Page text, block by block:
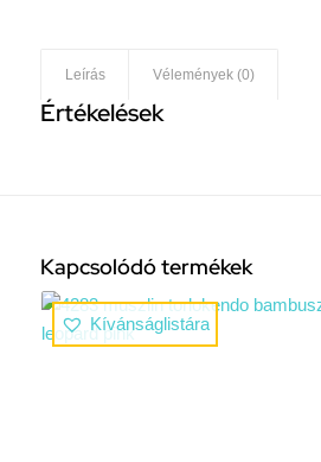
Leírás Vélemények (0)
Értékelések
Kapcsolódó termékek
Kívánságlistára